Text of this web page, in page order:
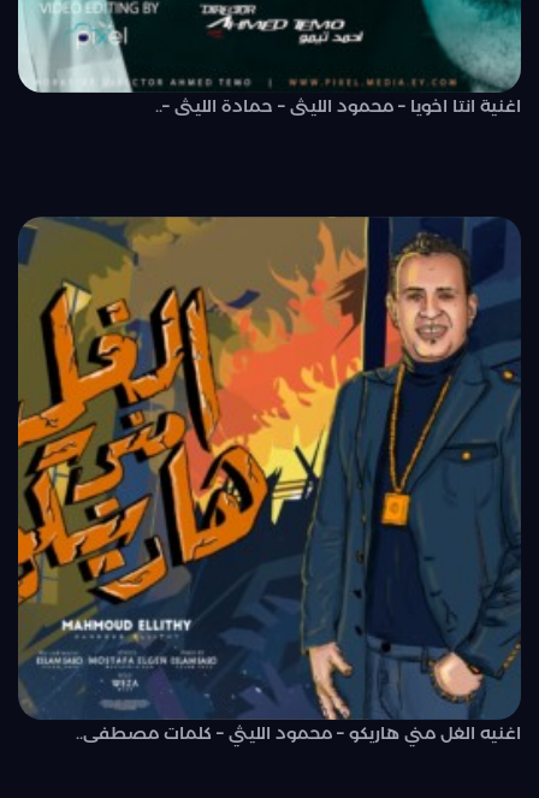
اغنية انتا اخويا – محمود الليثى – حمادة الليثى –..
اغنيه الغل مني هاريكو – محمود الليثي – كلمات مصطفى..